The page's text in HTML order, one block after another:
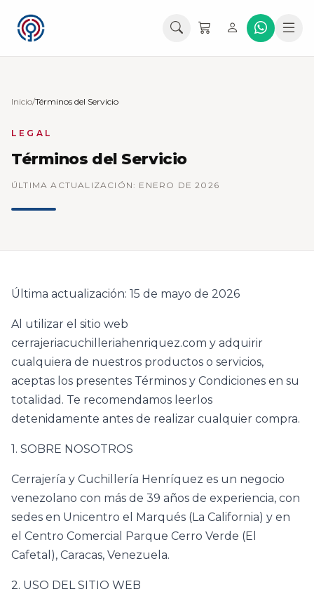
Inicio/Términos del Servicio
LEGAL
Términos del Servicio
ÚLTIMA ACTUALIZACIÓN: ENERO DE 2026
Última actualización: 15 de mayo de 2026
Al utilizar el sitio web
cerrajeriacuchilleriahenriquez.com y adquirir
cualquiera de nuestros productos o servicios,
aceptas los presentes Términos y Condiciones en su
totalidad. Te recomendamos leerlos
detenidamente antes de realizar cualquier compra.
1. SOBRE NOSOTROS
Cerrajería y Cuchillería Henríquez es un negocio
venezolano con más de 39 años de experiencia, con
sedes en Unicentro el Marqués (La California) y en
el Centro Comercial Parque Cerro Verde (El
Cafetal), Caracas, Venezuela.
2. USO DEL SITIO WEB